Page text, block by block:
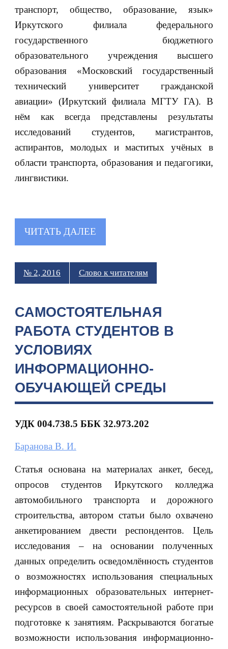
транспорт, общество, образование, язык»
Иркутского филиала федерального
государственного бюджетного
образовательного учреждения высшего
образования «Московский государственный
технический университет гражданской
авиации» (Иркутский филиала МГТУ ГА). В
нём как всегда представлены результаты
исследований студентов, магистрантов,
аспирантов, молодых и маститых учёных в
области транспорта, образования и педагогики,
лингвистики.
ЧИТАТЬ ДАЛЕЕ
№ 2, 2016 Слово к читателям
САМОСТОЯТЕЛЬНАЯ
РАБОТА СТУДЕНТОВ В
УСЛОВИЯХ
ИНФОРМАЦИОННО-
ОБУЧАЮЩЕЙ СРЕДЫ
УДК 004.738.5 ББК 32.973.202
Баранова В. И.
Статья основана на материалах анкет, бесед,
опросов студентов Иркутского колледжа
автомобильного транспорта и дорожного
строительства, автором статьи было охвачено
анкетированием двести респондентов. Цель
исследования – на основании полученных
данных определить осведомлённость студентов
о возможностях использования специальных
информационных образовательных интернет-
ресурсов в своей самостоятельной работе при
подготовке к занятиям. Раскрываются богатые
возможности использования информационно-